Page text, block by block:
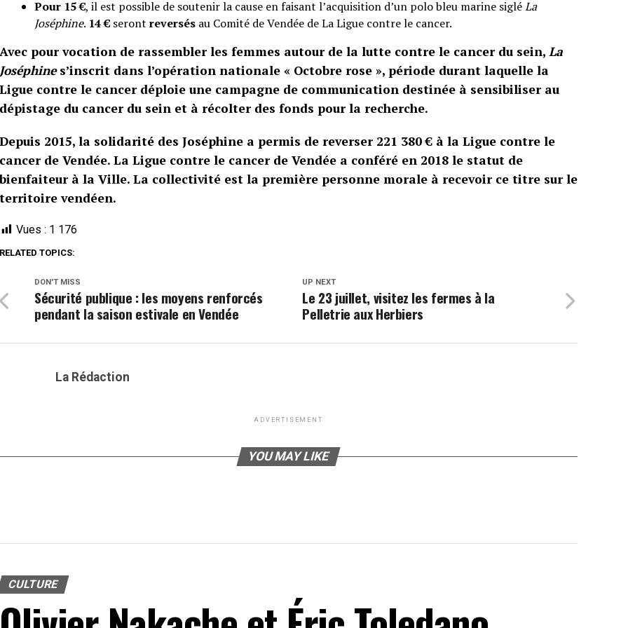
Pour 15 €, il est possible de soutenir la cause en faisant l’acquisition d’un polo bleu marine sigléLa
Joséphine. 14 € seront reversés au Comité de Vendée de La Ligue contre le cancer.
Avec pour vocation de rassembler les femmes autour de la lutte contre le cancer du sein, La
Joséphines’inscrit dans l’opération nationale « Octobre rose », période durant laquelle la
Ligue contre le cancer déploie une campagne de communication destinée à sensibiliser au
dépistage du cancer du sein et à récolter des fonds pour la recherche.
Depuis 2015, la solidarité des Joséphine a permis de reverser 221 380 € à la Ligue contre le
cancer de Vendée. La Ligue contre le cancer de Vendée a conféré en 2018 le statut de
bienfaiteur à la Ville. La collectivité est la première personne morale à recevoir ce titre sur le
territoire vendéen.
Vues : 1 176
RELATED TOPICS:
UP NEXT
Le 23 juillet, visitez les fermes à la
Pelletrie aux Herbiers
DON'T MISS
Sécurité publique : les moyens renforcés
pendant la saison estivale en Vendée
La Rédaction
ADVERTISEMENT
YOU MAY LIKE
CULTURE